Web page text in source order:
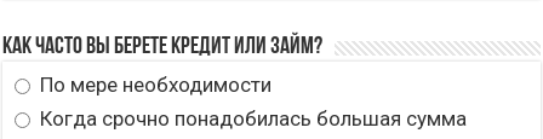
Как часто вы берете кредит или займ?
По мере необходимости
Когда срочно понадобилась большая сумма